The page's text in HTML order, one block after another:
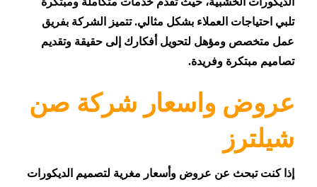
تلبي احتياجات العملاء بشكل مثالي. تتميز الشركة بفريق
عمل متخصص ومؤهل لتحويل أفكارك إلى حقيقة وتقديم
تصاميم مبتكرة وفريدة.
عروض واسعار شركة صن
شيلترز
إذا كنت تبحث عن عروض وأسعار مغرية لتصميم الديكورات